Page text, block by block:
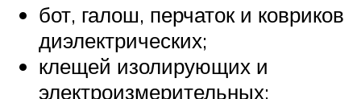
бот, галош, перчаток и ковриков
диэлектрических;
клещей изолирующих и
электроизмерительных;